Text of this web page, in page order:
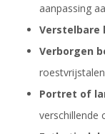
aanpassing
Verstelbare
Verborgen
Portret of
verschillende